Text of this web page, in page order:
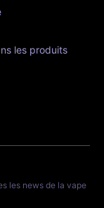
les produits
les news de la vape